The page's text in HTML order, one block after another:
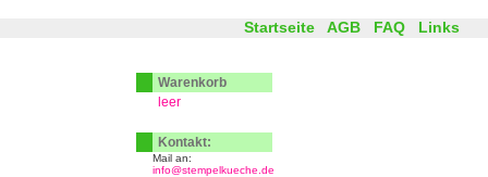
Startseite AGB FAQ Links
Warenkorb
leer
Kontakt:
Mail an:
info@stempelkueche.de